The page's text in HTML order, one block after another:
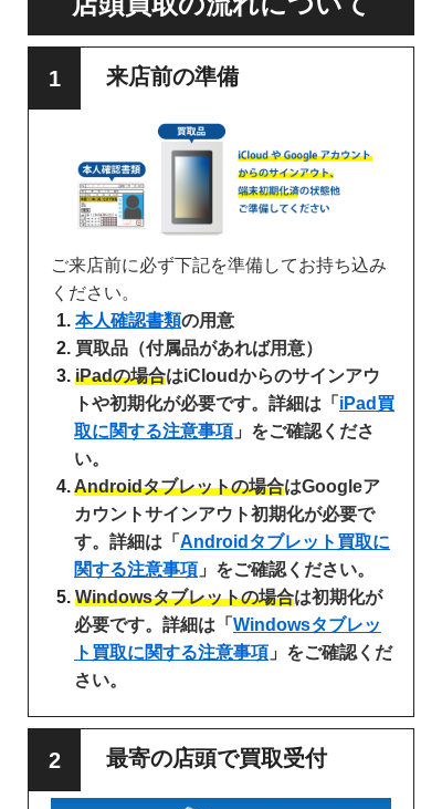
来店前の準備
ご来店前に必ず下記を準備してお持ち込み
ください。
本人確認書類の用意
買取品（付属品があれば用意）
iPadの場合はiCloudからのサインアウ
トや初期化が必要です。詳細は「 iPad買
取に関する注意事項 」をご確認くださ
い。
Androidタブレットの場合はGoogleア
カウントサインアウト初期化が必要で
す。詳細は「 Androidタブレット買取に
関する注意事項 」をご確認ください。
Windowsタブレットの場合は初期化が
必要です。詳細は「 Windowsタブレッ
ト買取に関する注意事項 」をご確認くだ
さい。
最寄の店頭で買取受付